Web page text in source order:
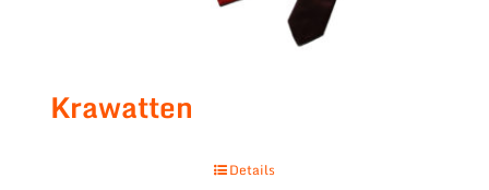
Krawatten
Details